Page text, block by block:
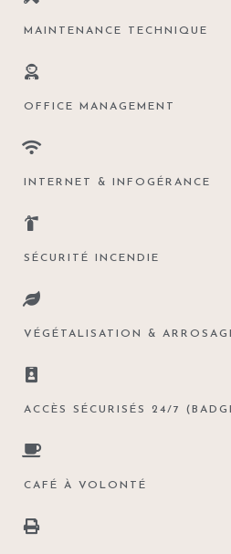
MAINTENANCE TECHNIQUE
OFFICE MANAGEMENT
INTERNET & INFOGÉRANCE
SÉCURITÉ INCENDIE
VÉGÉTALISATION &
ACCÈS SÉCURISÉS 24/7
CAFÉ À VOLONTÉ